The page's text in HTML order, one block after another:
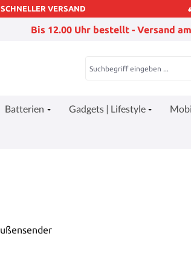
SCHNELLER VERSAND
Bis 12.00 Uhr bestellt - Versand
Batterien Gadgets | Lifestyle